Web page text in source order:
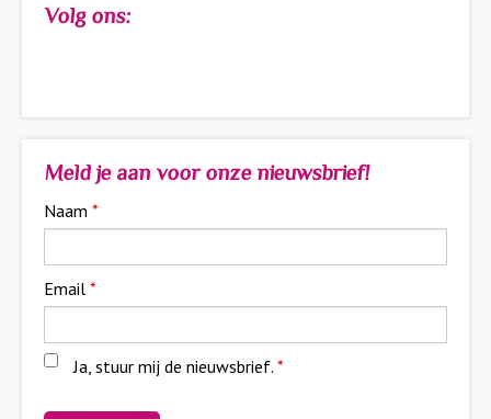
Volg ons:
Meld je aan voor onze nieuwsbrief!
Naam *
Email *
Ja, stuur mij de nieuwsbrief.*